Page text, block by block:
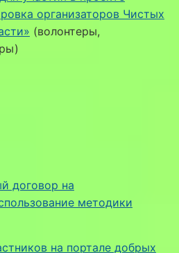
организаторов Чистых
(волонтеры,
договор на
методики
на портале добрых